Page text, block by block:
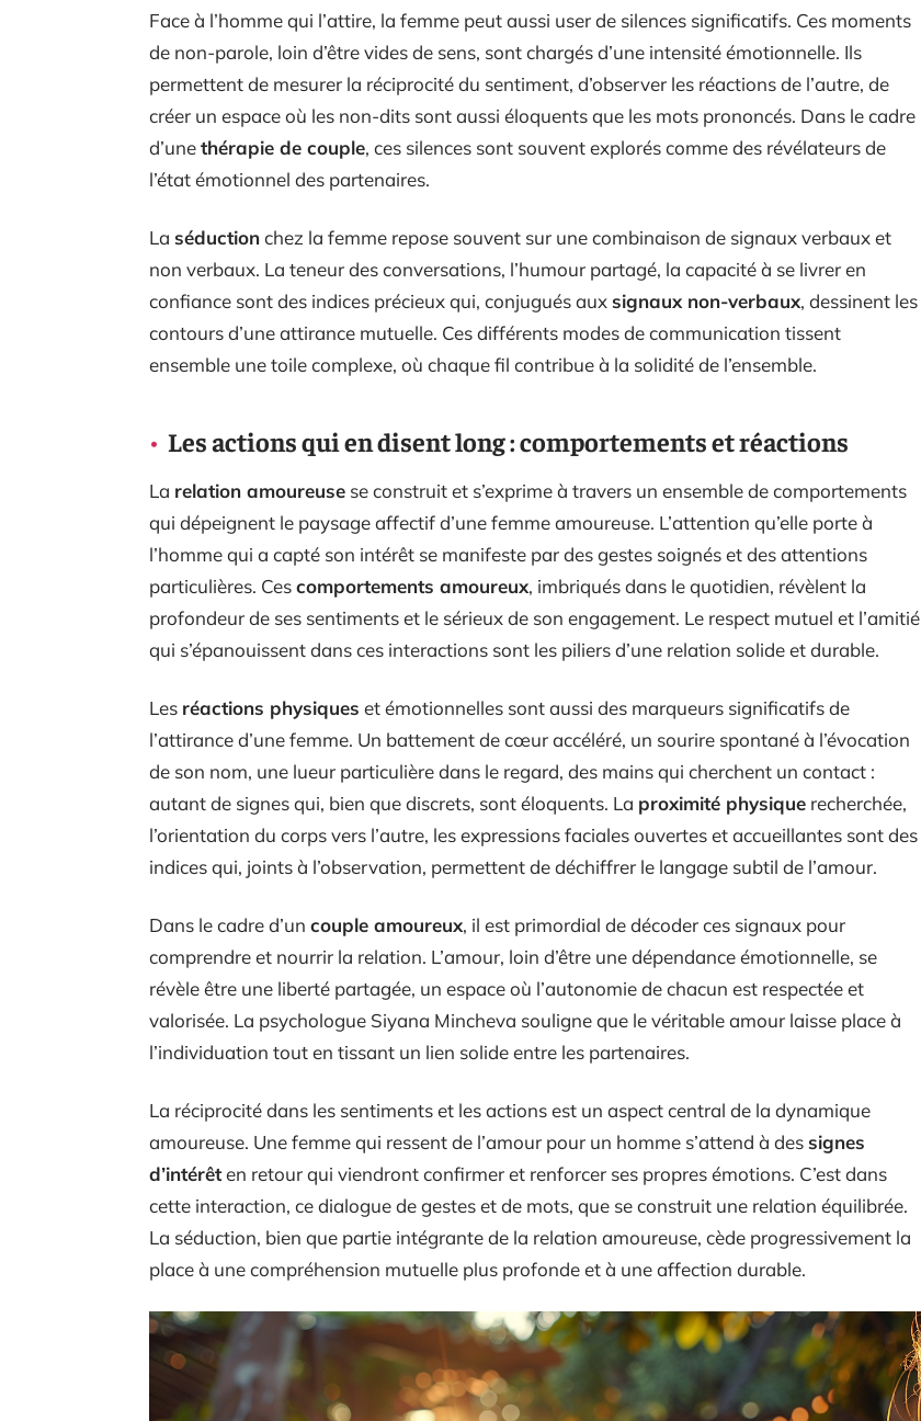
Face à l’homme qui l’attire, la femme peut aussi user de silences significatifs. Ces moments
de non-parole, loin d’être vides de sens, sont chargés d’une intensité émotionnelle. Ils
permettent de mesurer la réciprocité du sentiment, d’observer les réactions de l’autre, de
créer un espace où les non-dits sont aussi éloquents que les mots prononcés. Dans le cadre
d’unethérapie de couple, ces silences sont souvent explorés comme des révélateurs de
l’état émotionnel des partenaires.
La séductionchez la femme repose souvent sur une combinaison de signaux verbaux et
non verbaux. La teneur des conversations, l’humour partagé, la capacité à se livrer en
confiance sont des indices précieux qui, conjugués auxsignaux non-verbaux, dessinent les
contours d’une attirance mutuelle. Ces différents modes de communication tissent
ensemble une toile complexe, où chaque fil contribue à la solidité de l’ensemble.
Les actions qui en disent long : comportements et réactions
La relation amoureuse se construit et s’exprime à travers un ensemble de comportements
qui dépeignent le paysage affectif d’une femme amoureuse. L’attention qu’elle porte à
l’homme qui a capté son intérêt se manifeste par des gestes soignés et des attentions
particulières. Cescomportements amoureux, imbriqués dans le quotidien, révèlent la
profondeur de ses sentiments et le sérieux de son engagement. Le respect mutuel et l’amitié
qui s’épanouissent dans ces interactions sont les piliers d’une relation solide et durable.
Les réactions physiques et émotionnelles sont aussi des marqueurs significatifs de
l’attirance d’une femme. Un battement de cœur accéléré, un sourire spontané à l’évocation
de son nom, une lueur particulière dans le regard, des mains qui cherchent un contact :
autant de signes qui, bien que discrets, sont éloquents. La proximité physique recherchée,
l’orientation du corps vers l’autre, les expressions faciales ouvertes et accueillantes sont des
indices qui, joints à l’observation, permettent de déchiffrer le langage subtil de l’amour.
Dans le cadre d’un couple amoureux, il est primordial de décoder ces signaux pour
comprendre et nourrir la relation. L’amour, loin d’être une dépendance émotionnelle, se
révèle être une liberté partagée, un espace où l’autonomie de chacun est respectée et
valorisée. La psychologue Siyana Mincheva souligne que le véritable amour laisse place à
l’individuation tout en tissant un lien solide entre les partenaires.
La réciprocité dans les sentiments et les actions est un aspect central de la dynamique
amoureuse. Une femme qui ressent de l’amour pour un homme s’attend à dessignes
d’intérêten retour qui viendront confirmer et renforcer ses propres émotions. C’est dans
cette interaction, ce dialogue de gestes et de mots, que se construit une relation équilibrée.
La séduction, bien que partie intégrante de la relation amoureuse, cède progressivement la
place à une compréhension mutuelle plus profonde et à une affection durable.